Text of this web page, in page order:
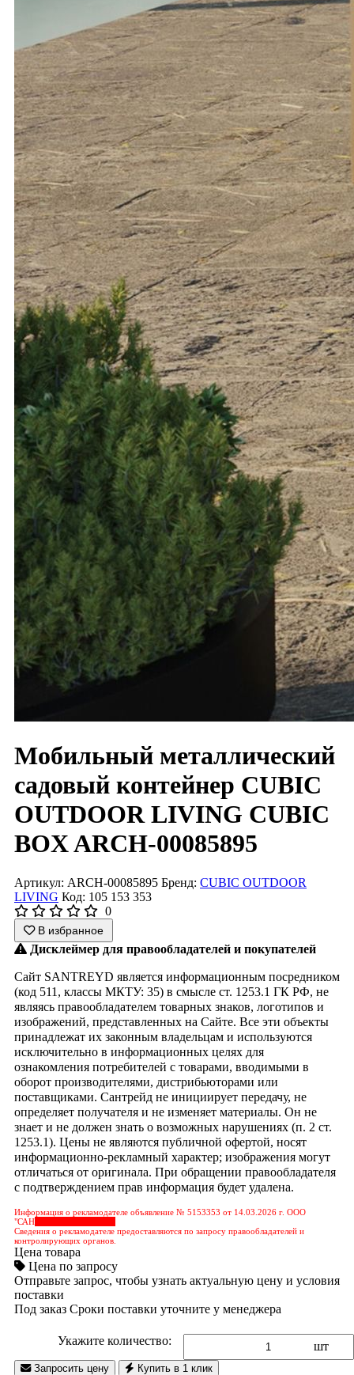
Мобильный металлический
садовый контейнер CUBIC
OUTDOOR LIVING CUBIC
BOX ARCH-00085895
Артикул: ARCH-00085895 Бренд: CUBIC OUTDOOR
LIVING Код: 105 153 353
0
В избранное
Дисклеймер для правообладателей и покупателей
Сайт SANTREYD является информационным посредником
(код 511, классы МКТУ: 35) в смысле ст. 1253.1 ГК РФ, не
являясь правообладателем товарных знаков, логотипов и
изображений, представленных на Сайте. Все эти объекты
принадлежат их законным владельцам и используются
исключительно в информационных целях для
ознакомления потребителей с товарами, вводимыми в
оборот производителями, дистрибьюторами или
поставщиками. Сантрейд не инициирует передачу, не
определяет получателя и не изменяет материалы. Он не
знает и не должен знать о возможных нарушениях (п. 2 ст.
1253.1). Цены не являются публичной офертой, носят
информационно-рекламный характер; изображения могут
отличаться от оригинала. При обращении правообладателя
с подтверждением прав информация будет удалена.
Информация о рекламодателе объявление № 5153353 от 14.03.2026 г. ООО
"САН
Сведения о рекламодателе предоставляются по запросу правообладателей и
контролирующих органов.
Цена товара
Цена по запросу
Отправьте запрос, чтобы узнать актуальную цену и условия
поставки
Под заказ Сроки поставки уточните у менеджера
Укажите количество: шт
Запросить цену Купить в 1 клик